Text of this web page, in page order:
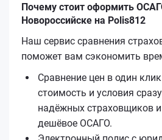
Почему стоит оформить
Новороссийске на Polis812
Наш сервис сравнения
поможет вам сэкономить
Сравнение цен в один
стоимость и условия
надёжных страховщиков
дешёвое ОСАГО.